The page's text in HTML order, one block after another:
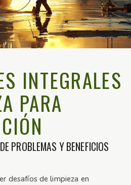
INTEGRALES
PARA
PROBLEMAS Y BENEFICIOS
desafíos de limpieza en